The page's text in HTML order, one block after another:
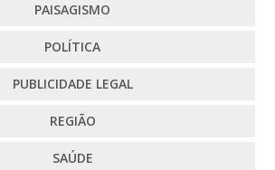
PAISAGISMO
POLÍTICA
PUBLICIDADE LEGAL
REGIÃO
SAÚDE